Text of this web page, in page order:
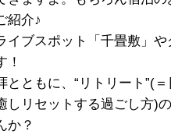
紹介♪
イブスポット「千畳敷」や
！
とともに、“リトリート”(
しリセットする過ごし方)
か？